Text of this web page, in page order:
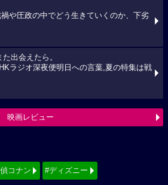
や圧政の中でどう生きていくのか、下劣
出会えたら。
ラジオ深夜便明日への言葉,夏の特集は戦
映画レビュー
コナン #ディズニー